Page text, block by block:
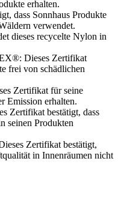
erhalten.
dass Sonnhaus Produkte
verwendet.
dieses recycelte Nylon in
Dieses Zertifikat
frei von schädlichen
Zertifikat für seine
Emission erhalten.
Zertifikat bestätigt, dass
seinen Produkten
Zertifikat bestätigt,
in Innenräumen nicht